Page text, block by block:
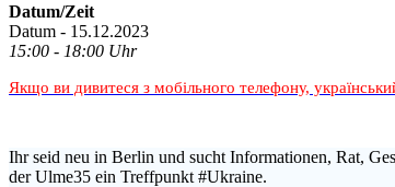
Datum/Zeit
Datum - 15.12.2023
15:00 - 18:00 Uhr
Якщо ви дивитеся з мобільного телефону,
Ihr seid neu in Berlin und sucht Informationen, Rat,
der Ulme35 ein Treffpunkt #Ukraine.